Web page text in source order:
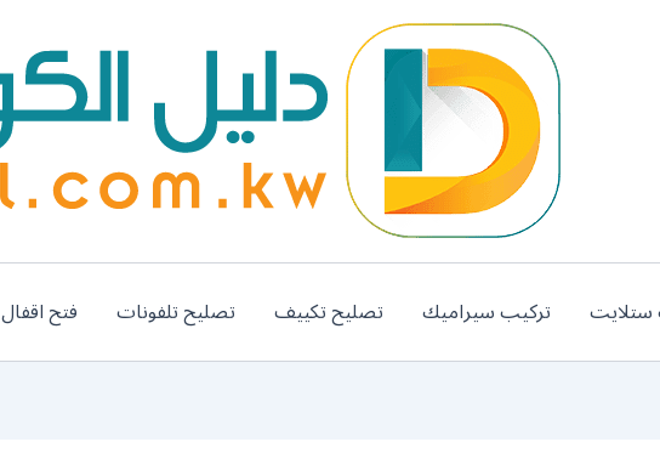
ستلايت تركيب سيراميك تصليح تكييف تصليح تلفونات فتح اقفال